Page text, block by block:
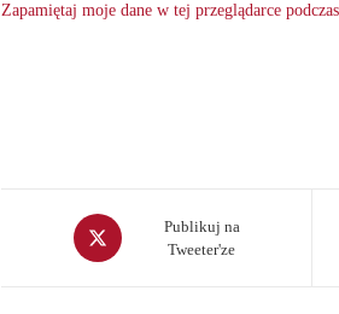
Zapamiętaj moje dane w tej przeglądarce
Opens
in
Publikuj na
Tweeter'ze